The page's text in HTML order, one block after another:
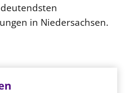
in Niedersachsen.